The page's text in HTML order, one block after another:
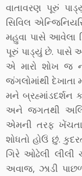
વાતાવરણ પૂરું
સિવિલ
મહુવા પાસે આવેલા
પૂરું પાડ્યું છે. પાસે
એ મારો શોખ જ
જંગલોમાંથી દેખાતા
મને બ્રહ્માંડદર્શન
અને જગતથી
એમની તરફ ખેંચતા
શોધતો હોઉં છું.
ગિરે ઓઢેલી લીલી
અવાજ, ઝાડી